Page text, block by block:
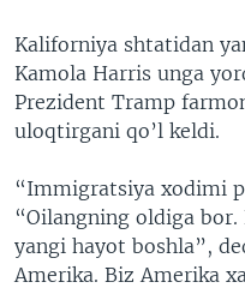
Kaliforniya shtatidan
Kamola Harris unga
Prezident Tramp
uloqtirgani qo’l keldi.
“Immigratsiya xodimi
“Oilangning oldiga
yangi hayot boshla”,
Amerika. Biz Amerika